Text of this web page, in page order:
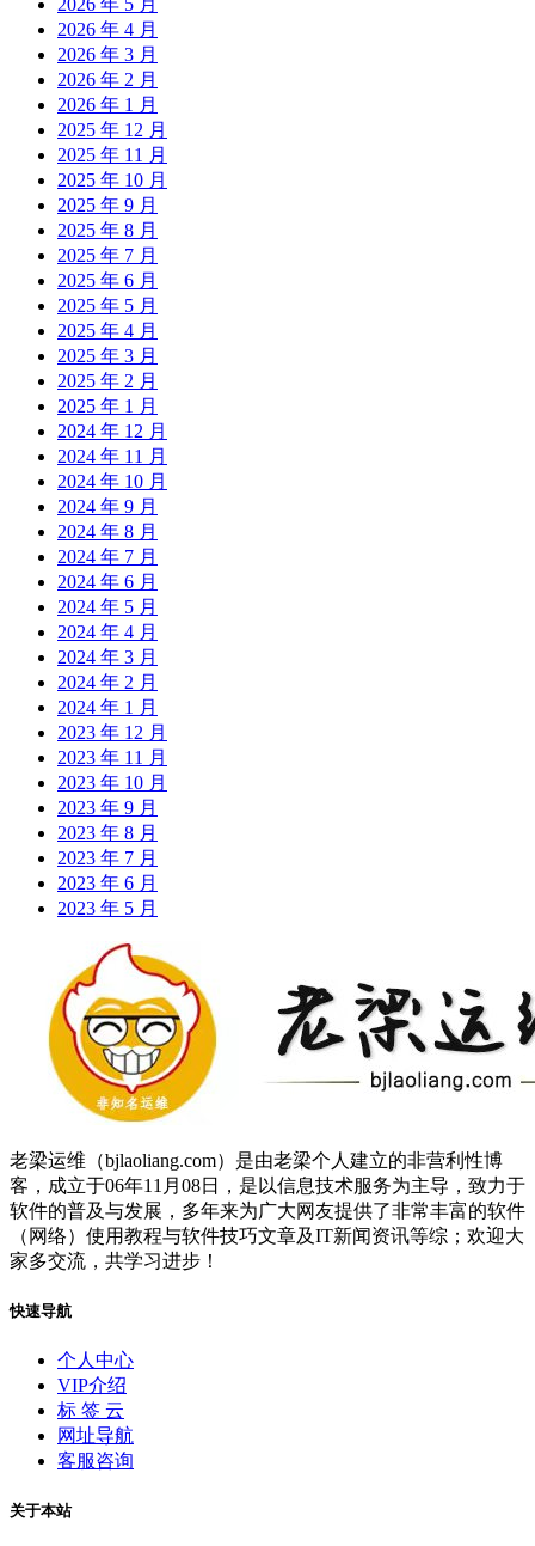
2026 年 4 月
2026 年 3 月
2026 年 2 月
2026 年 1 月
2025 年 12 月
2025 年 11 月
2025 年 10 月
2025 年 9 月
2025 年 8 月
2025 年 7 月
2025 年 6 月
2025 年 5 月
2025 年 4 月
2025 年 3 月
2025 年 2 月
2025 年 1 月
2024 年 12 月
2024 年 11 月
2024 年 10 月
2024 年 9 月
2024 年 8 月
2024 年 7 月
2024 年 6 月
2024 年 5 月
2024 年 4 月
2024 年 3 月
2024 年 2 月
2024 年 1 月
2023 年 12 月
2023 年 11 月
2023 年 10 月
2023 年 9 月
2023 年 8 月
2023 年 7 月
2023 年 6 月
2023 年 5 月
老梁运维（bjlaoliang.com）是由老梁个人建立的非营利性博
客，成立于06年11月08日，是以信息技术服务为主导，致力于
软件的普及与发展，多年来为广大网友提供了非常丰富的软件
（网络）使用教程与软件技巧文章及IT新闻资讯等综；欢迎大
家多交流，共学习进步！
快速导航
个人中心
VIP介绍
标 签 云
网址导航
客服咨询
关于本站